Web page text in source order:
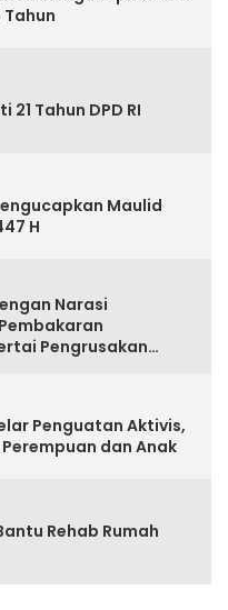
Tahun DPD RI
Maulid
H
Narasi
Pengrusakan
Penguatan Aktivis,
dan Anak
Rehab Rumah